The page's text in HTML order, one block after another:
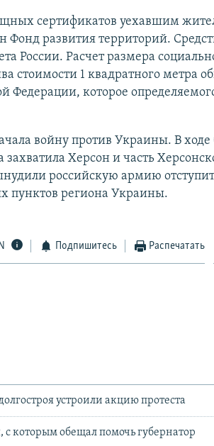
сертификатов уехавшим
Фонд развития территорий.
России. Расчет размера
стоимости 1 квадратного метра
Федерации, которое
войну против Украины. В
захватила Херсон и часть
российскую армию
пунктов региона Украины.
Подпишитесь Распечатать
устроили акцию протеста
которым обещал помочь губернатор